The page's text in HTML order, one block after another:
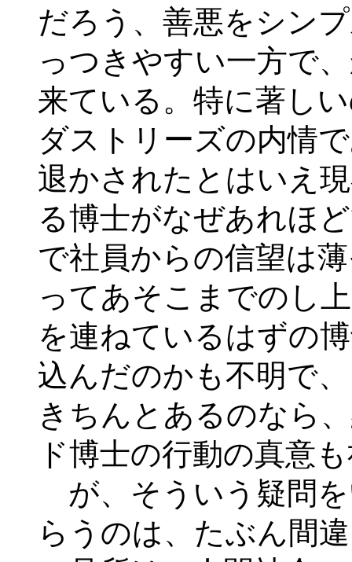
だろう、善悪をシン
っつきやすい一方で
来ている。特に著し
ダストリーズの内情
退かされたとはいえ
る博士がなぜあれほ
で社員からの信望は
ってあそこまでのし
を連ねているはずの
込んだのかも不明で
きちんとあるのなら
ド博士の行動の真意
が、そういう疑問
らうのは、たぶん間